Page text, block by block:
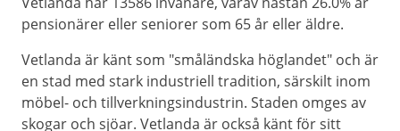
pensionärer eller seniorer som 65 år eller äldre.
Vetlanda är känt som "småländska höglandet" och är
en stad med stark industriell tradition, särskilt inom
möbel- och tillverkningsindustrin. Staden omges av
skogar och sjöar. Vetlanda är också känt för sitt